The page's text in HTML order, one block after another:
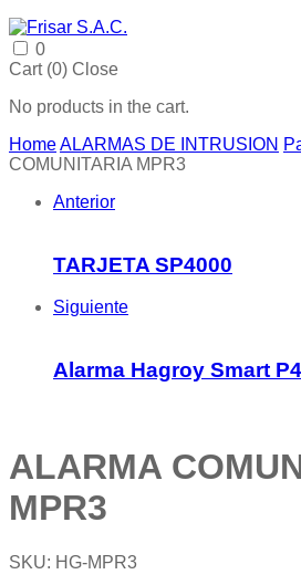
0
Cart (0) Close
No products in the cart.
HomeALARMAS DE INTRUSION
COMUNITARIA MPR3
Anterior
TARJETA SP4000
Siguiente
Alarma Hagroy Smart
ALARMA
MPR3
SKU: HG-MPR3